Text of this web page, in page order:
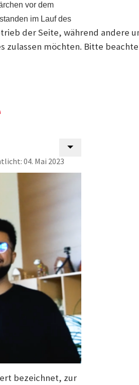
vor dem
im Lauf des
04. Mai 2023
bezeichnet, zur
der Seite, während andere
möchten. Bitte